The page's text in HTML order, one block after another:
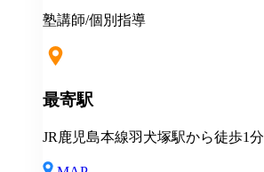
塾講師/個別指導
最寄駅
JR鹿児島本線羽犬塚駅から徒歩1分